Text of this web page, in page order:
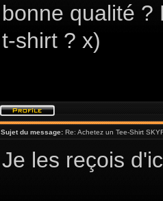
bonne qualité ?
t-shirt ? x)
Sujet du message: Re: Achetez un Tee-Shirt
Je les reçois